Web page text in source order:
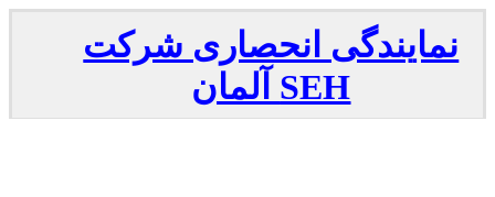
نمایندگی انحصاری شرکت
SEH آلمان